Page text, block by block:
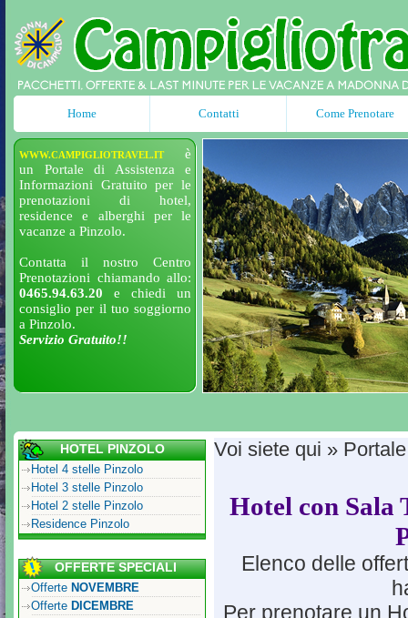
Home Contatti Come Prenotare
WWW.CAMPIGLIOTRAVEL.IT
è
un Portale di Assistenza e
Informazioni Gratuito per le
prenotazioni di hotel,
residence e alberghi per le
vacanze a Pinzolo.
Contatta il nostro Centro
Prenotazioni chiamando allo:
0465.94.63.20 e chiedi un
consiglio per il tuo soggiorno
a Pinzolo.
Servizio Gratuito!!
HOTEL PINZOLO
Hotel 4 stelle Pinzolo
Hotel 3 stelle Pinzolo
Hotel 2 stelle Pinzolo
Residence Pinzolo
OFFERTE SPECIALI
Offerte NOVEMBRE
Offerte DICEMBRE
Voi siete qui »
Hotel con Sala
Elenco delle
Per prenotare un